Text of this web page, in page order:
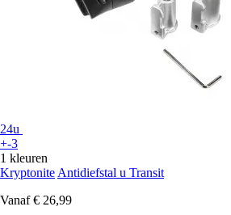
24u
+-3
1 kleuren
Kryptonite Antidiefstal u Transit
Vanaf € 26,99